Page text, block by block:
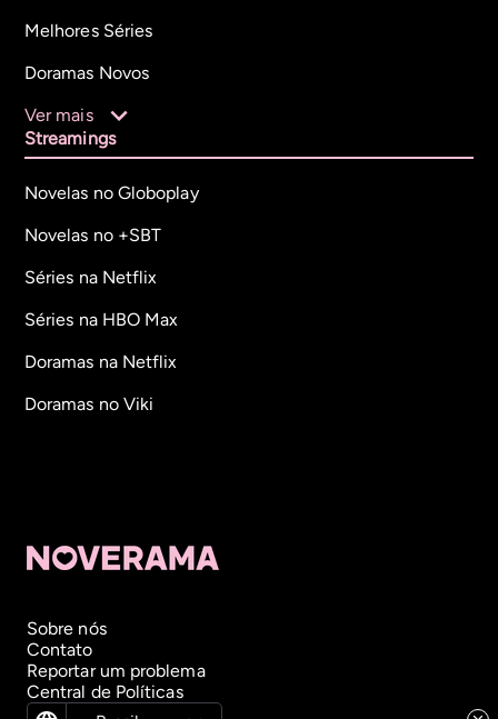
Melhores Séries
Doramas Novos
Ver mais
Streamings
Novelas no Globoplay
Novelas no +SBT
Séries na Netflix
Séries na HBO Max
Doramas na Netflix
Doramas no Viki
Sobre nós
Contato
Reportar um problema
Central de Políticas